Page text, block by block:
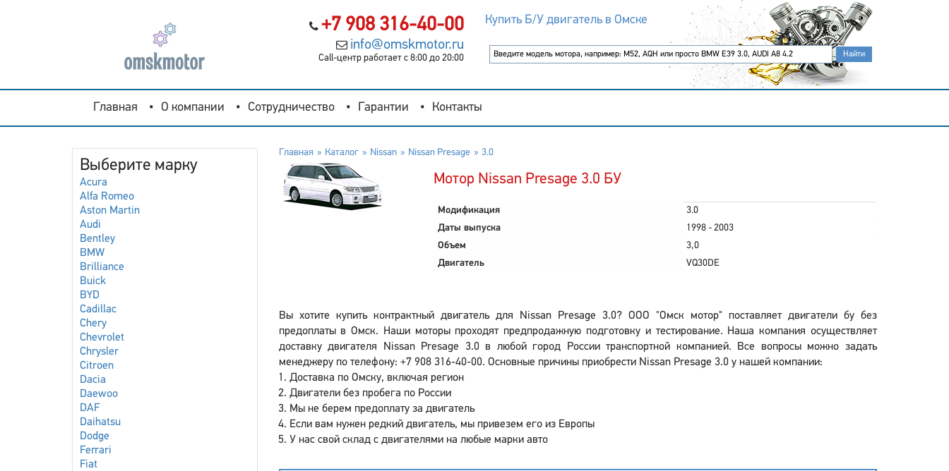
+7 908 316-40-00
info@omskmotor.ru
Call-центр работает с 8:00 до 20:00
Купить Б/У двигатель в Омске
Главная О компании Сотрудничество Гарантии Контакты
Выберите марку
Acura
Alfa Romeo
Aston Martin
Audi
Bentley
BMW
Brilliance
Buick
BYD
Cadillac
Chery
Chevrolet
Chrysler
Citroen
Dacia
Daewoo
DAF
Daihatsu
Dodge
Ferrari
Fiat
Главная Каталог Nissan Nissan Presage 3.0
Мотор Nissan Presage 3.0 БУ
Модификация
3.0
Даты выпуска
1998 - 2003
Объем
3,0
Двигатель
VQ30DE
Вы хотите купить контрактный двигатель для Nissan Presage 3.0? ООО "Омск мотор" поставляет двигатели бу без
предоплаты в Омск. Наши моторы проходят предпродажную подготовку и тестирование. Наша компания осуществляет
доставку двигателя Nissan Presage 3.0 в любой город России транспортной компанией. Все вопросы можно задать
менеджеру по телефону: +7 908 316-40-00. Основные причины приобрести Nissan Presage 3.0 у нашей компании:
Доставка по Омску, включая регион
Двигатели без пробега по России
Мы не берем предоплату за двигатель
Если вам нужен редкий двигатель, мы привезем его из Европы
У нас свой склад с двигателями на любые марки авто